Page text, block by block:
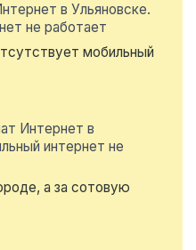
в Ульяновске.
не работает
мобильный
Интернет в
интернет не
а за сотовую